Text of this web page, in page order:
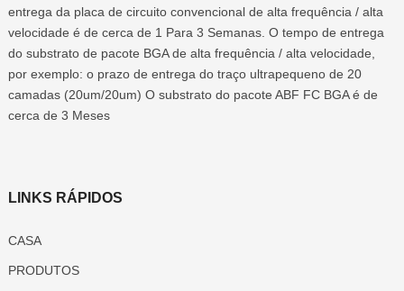
entrega da placa de circuito convencional de alta frequência / alta
velocidade é de cerca de 1 Para 3 Semanas. O tempo de entrega
do substrato de pacote BGA de alta frequência / alta velocidade,
por exemplo: o prazo de entrega do traço ultrapequeno de 20
camadas (20um/20um) O substrato do pacote ABF FC BGA é de
cerca de 3 Meses
LINKS RÁPIDOS
CASA
PRODUTOS